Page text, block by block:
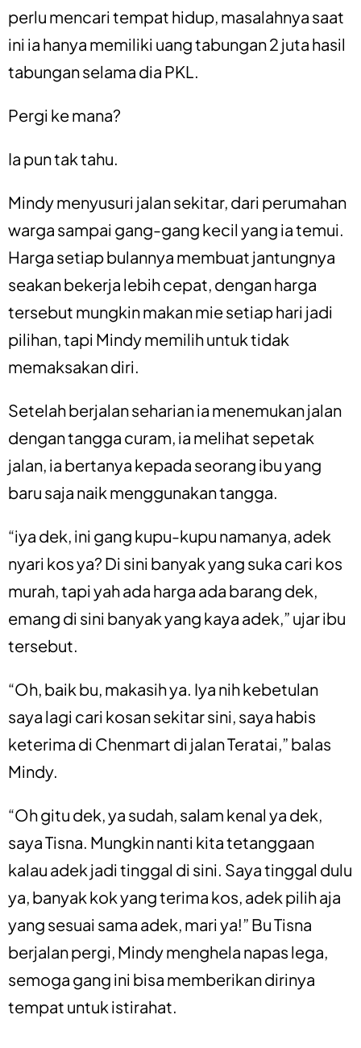
perlu mencari tempat hidup, masalahnya saat
ini ia hanya memiliki uang tabungan 2 juta hasil
tabungan selama dia PKL.
Pergi ke mana?
Ia pun tak tahu.
Mindy menyusuri jalan sekitar, dari perumahan
warga sampai gang-gang kecil yang ia temui.
Harga setiap bulannya membuat jantungnya
seakan bekerja lebih cepat, dengan harga
tersebut mungkin makan mie setiap hari jadi
pilihan, tapi Mindy memilih untuk tidak
memaksakan diri.
Setelah berjalan seharian ia menemukan jalan
dengan tangga curam, ia melihat sepetak
jalan, ia bertanya kepada seorang ibu yang
baru saja naik menggunakan tangga.
“iya dek, ini gang kupu-kupu namanya, adek
nyari kos ya? Di sini banyak yang suka cari kos
murah, tapi yah ada harga ada barang dek,
emang di sini banyak yang kaya adek,” ujar ibu
tersebut.
“Oh, baik bu, makasih ya. Iya nih kebetulan
saya lagi cari kosan sekitar sini, saya habis
keterima di Chenmart di jalan Teratai,” balas
Mindy.
“Oh gitu dek, ya sudah, salam kenal ya dek,
saya Tisna. Mungkin nanti kita tetanggaan
kalau adek jadi tinggal di sini. Saya tinggal dulu
ya, banyak kok yang terima kos, adek pilih aja
yang sesuai sama adek, mari ya!” Bu Tisna
berjalan pergi, Mindy menghela napas lega,
semoga gang ini bisa memberikan dirinya
tempat untuk istirahat.